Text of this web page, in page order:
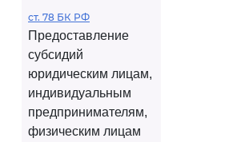
ст. 78 БК РФ
Предоставление
субсидий
юридическим лицам,
индивидуальным
предпринимателям,
физическим лицам